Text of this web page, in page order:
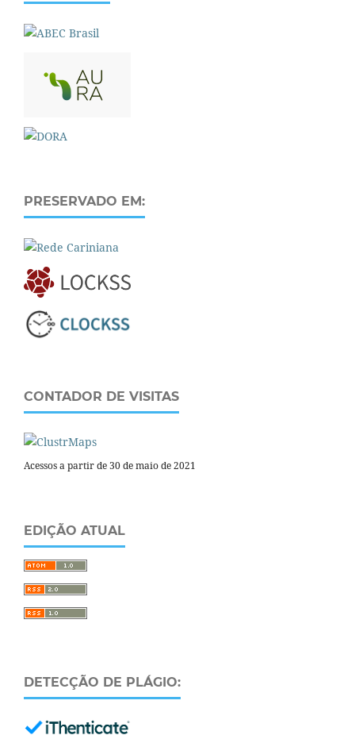
PRESERVADO EM:
CONTADOR DE VISITAS
Acessos a partir de 30 de maio de 2021
EDIÇÃO ATUAL
DETECÇÃO DE PLÁGIO: